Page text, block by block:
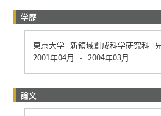
学歴
東京大学 新領域創成科学研究科
2001年04月
- 2004年03月
論文